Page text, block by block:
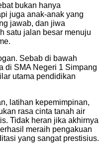
bukan hanya
juga anak-anak yang
jawab, dan jiwa
satu jalan besar menuju
Sebab di bawah
di SMA Negeri 1 Simpang
utama pendidikan
latihan kepemimpinan,
rasa cinta tanah air
Tidak heran jika akhirnya
meraih pengakuan
yang sangat prestisius.